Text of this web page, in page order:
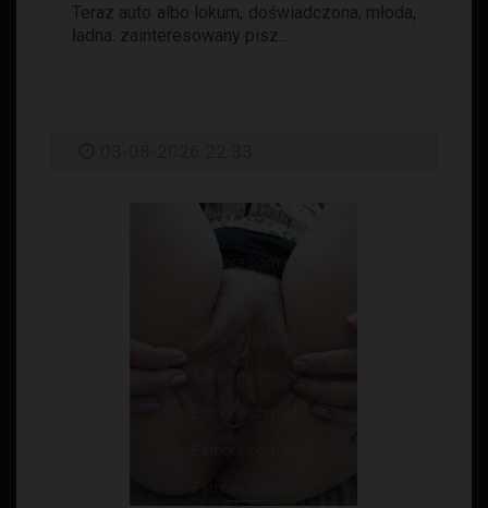
Teraz auto albo lokum, doświadczona, młoda,
ładna. zainteresowany pisz...